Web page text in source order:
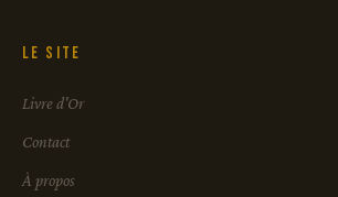
Le site
Livre d'Or
Contact
À propos